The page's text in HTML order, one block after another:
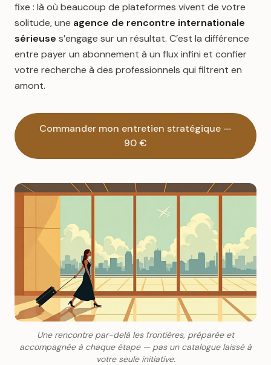
fixe : là où beaucoup de plateformes vivent de votre
solitude, une agence de rencontre internationale
sérieuse s’engage sur un résultat. C’est la différence
entre payer un abonnement à un flux infini et confier
votre recherche à des professionnels qui filtrent en
amont.
Commander mon entretien stratégique —
90 €
Une rencontre par-delà les frontières, préparée et
accompagnée à chaque étape — pas un catalogue laissé à
votre seule initiative.